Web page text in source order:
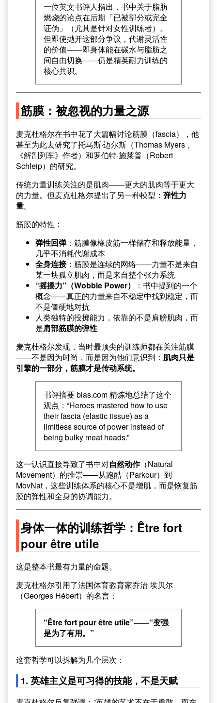
一位英文书评人指出，书中关于脂肪
燃烧的论点在后期「已被部分或完全
证伪」（尤其是针对女性训练者）。
但即使抛开这部分争议，代谢灵活性
的价值——即身体能在碳水与脂肪之
间自由切换——仍是精英耐力训练的
核心共识。
筋膜：被忽视的力量之源
麦克杜格尔在书中花了大篇幅讨论筋膜（fascia），他
甚至为此去研究了托马斯·迈尔斯（Thomas Myers，
《解剖列车》作者）和罗伯特·施莱普（Robert
Schleip）的研究。
传统力量训练关注的是肌肉——更大的肌肉等于更大
的力量。但麦克杜格尔提出了另一种模型： 弹性力
量。
筋膜的特性：
弹性回弹：筋膜像橡皮筋一样储存和释放能量，
几乎不消耗代谢成本
全身连接：筋膜是连续的网络——力量不是来自
某一块孤立肌肉，而是来自整个张力系统
“摇摆力”（Wobble Power）
：书中提到的一个
概念——真正的力量来自不稳定中找到稳定，而
不是僵硬地对抗
人类独特的投掷能力，依靠的不是肩膀肌肉，而
是肩部筋膜的弹性
麦克杜格尔发现，当时最顶尖的训练师都在关注筋膜
——不是因为时尚，而是因为他们意识到： 肌肉只是
引擎的一部分，筋膜才是传动系统。
书评摘要 blas.com 精炼地总结了这个
观点：“Heroes mastered how to use
their fascia (elastic tissue) as a
limitless source of power instead of
being bulky meat heads.”
这一认识直接导致了书中对自然动作（Natural
Movement）的推崇——从跑酷（Parkour）到
MovNat，这些训练体系的核心不是增肌，而是恢复筋
膜的弹性和全身的协调能力。
身体一体的训练哲学：Être fort
pour être utile
这是整本书最有力量的命题。
麦克杜格尔引用了法国体育教育家乔治·埃贝尔
（Georges Hébert）的名言：
“Être fort pour être utile”——“变强
是为了有用。”
这套哲学可以拆解为几个层次：
1. 英雄主义是可习得的技能，不是天赋